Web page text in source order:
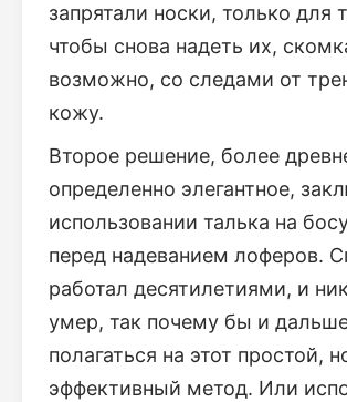
запрятали носки, только для
чтобы снова надеть их,
возможно, со следами от
кожу.
Второе решение, более
определенно элегантное,
использовании талька на
перед надеванием лоферов.
работал десятилетиями, и
умер, так почему бы и
полагаться на этот простой,
эффективный метод. Или